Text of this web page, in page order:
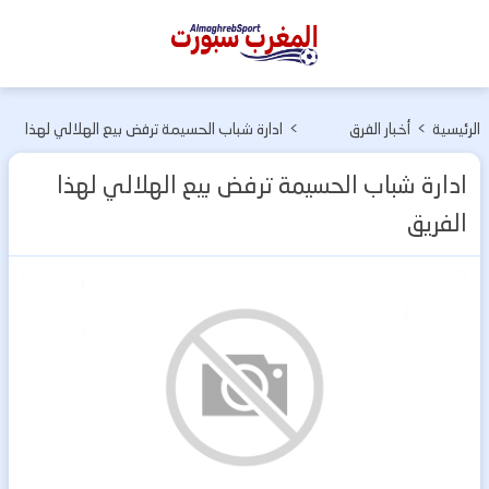
المغرب
الرئيسية > أخبار الفرق
> ادارة شباب الحسيمة ترفض بيع الهلالي لهذا
ادارة شباب الحسيمة ترفض بيع الهلالي لهذا
الفريق